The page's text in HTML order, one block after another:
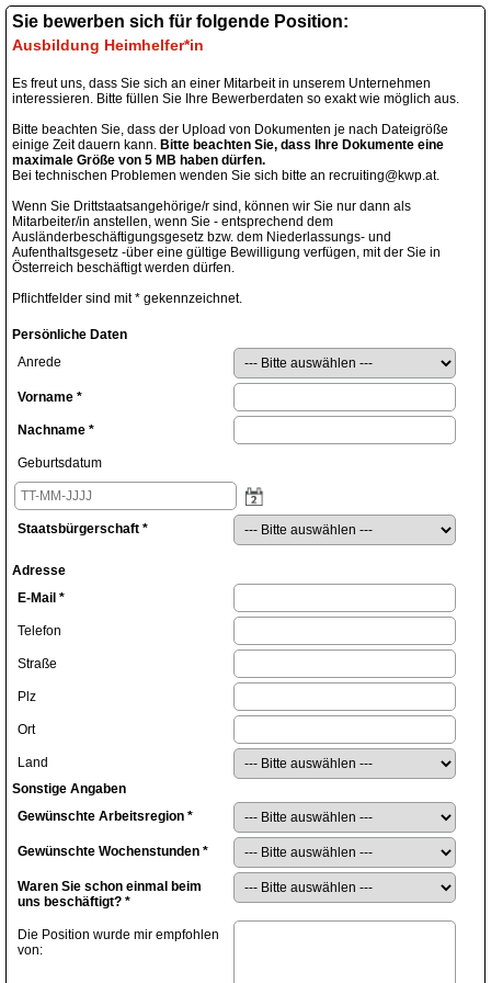
Sie bewerben sich für folgende Position:
Ausbildung Heimhelfer*in
Es freut uns, dass Sie sich an einer Mitarbeit in unserem Unternehmen
interessieren. Bitte füllen Sie Ihre Bewerberdaten so exakt wie möglich aus.
Bitte beachten Sie, dass der Upload von Dokumenten je nach Dateigröße
einige Zeit dauern kann. Bitte beachten Sie, dass Ihre Dokumente eine
maximale Größe von 5 MB haben dürfen.
Bei technischen Problemen wenden Sie sich bitte an recruiting@kwp.at.
Wenn Sie Drittstaatsangehörige/r sind, können wir Sie nur dann als
Mitarbeiter/in anstellen, wenn Sie - entsprechend dem
Ausländerbeschäftigungsgesetz bzw. dem Niederlassungs- und
Aufenthaltsgesetz -über eine gültige Bewilligung verfügen, mit der Sie in
Österreich beschäftigt werden dürfen.
Pflichtfelder sind mit * gekennzeichnet.
Persönliche Daten
Anrede
Vorname *
Nachname *
Geburtsdatum
Staatsbürgerschaft *
Adresse
E-Mail *
Telefon
Straße
Plz
Ort
Land
Sonstige Angaben
Gewünschte Arbeitsregion *
Gewünschte Wochenstunden *
Waren Sie schon einmal beim
uns beschäftigt? *
Die Position wurde mir empfohlen
von: